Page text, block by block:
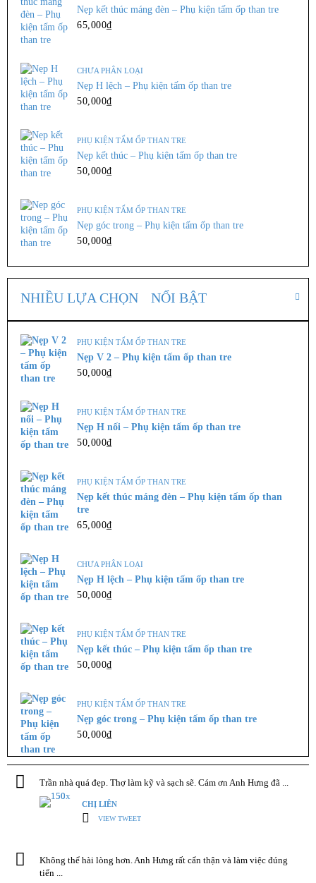
ỐP CẦU THANG
Kích thước: 20cm * 360cm ...
ỐP CẦU THANG
Kích thước: 20cm * 360cm ...
Mặt bậc cầu thang CT65
195,000₫
Kích thước : 33cm * 360cm ...
THÊM VÀO GIỎ
Nẹp kết thúc máng đèn – Phụ kiện tấm ốp than tre
65,000₫
CHƯA PHÂN LOẠI
Nẹp H lệch – Phụ kiện tấm ốp than tre
50,000₫
PHỤ KIỆN TẤM ỐP THAN TRE
Nẹp kết thúc – Phụ kiện tấm ốp than tre
50,000₫
PHỤ KIỆN TẤM ỐP THAN TRE
Nẹp góc trong – Phụ kiện tấm ốp than tre
50,000₫
NHIỀU LỰA CHỌN NỔI BẬT
PHỤ KIỆN TẤM ỐP THAN TRE
Nẹp V 2 – Phụ kiện tấm ốp than tre
50,000₫
PHỤ KIỆN TẤM ỐP THAN TRE
Nẹp H nối – Phụ kiện tấm ốp than tre
50,000₫
PHỤ KIỆN TẤM ỐP THAN TRE
Nẹp kết thúc máng đèn – Phụ kiện tấm ốp than
tre
65,000₫
CHƯA PHÂN LOẠI
Nẹp H lệch – Phụ kiện tấm ốp than tre
50,000₫
PHỤ KIỆN TẤM ỐP THAN TRE
Nẹp kết thúc – Phụ kiện tấm ốp than tre
50,000₫
PHỤ KIỆN TẤM ỐP THAN TRE
Nẹp góc trong – Phụ kiện tấm ốp than tre
50,000₫
Trần nhà quá đẹp. Thợ làm kỹ và sạch sẽ. Cám ơn Anh Hưng đã ...
CHỊ LIÊN
VIEW TWEET
Không thể hài lòng hơn. Anh Hưng rất cẩn thận và làm việc đúng
tiến ...